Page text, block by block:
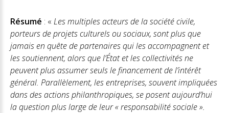
Résumé : « Les multiples acteurs de la société civile,
porteurs de projets culturels ou sociaux, sont plus que
jamais en quête de partenaires qui les accompagnent et
les soutiennent, alors que l’État et les collectivités ne
peuvent plus assumer seuls le financement de l’intérêt
général. Parallèlement, les entreprises, souvent impliquées
dans des actions philanthropiques, se posent aujourd’hui
la question plus large de leur « responsabilité sociale ».